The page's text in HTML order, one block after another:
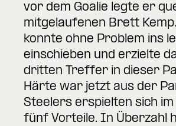
vor dem Goalie legte er
mitgelaufenen Brett
konnte ohne Problem ins
einschieben und erzielte
dritten Treffer in dieser
Härte war jetzt aus der
Steelers erspielten sich
fünf Vorteile. In Überzahl